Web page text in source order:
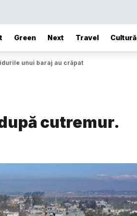
Green Next Travel Cultură
unui baraj au crăpat
cutremur.